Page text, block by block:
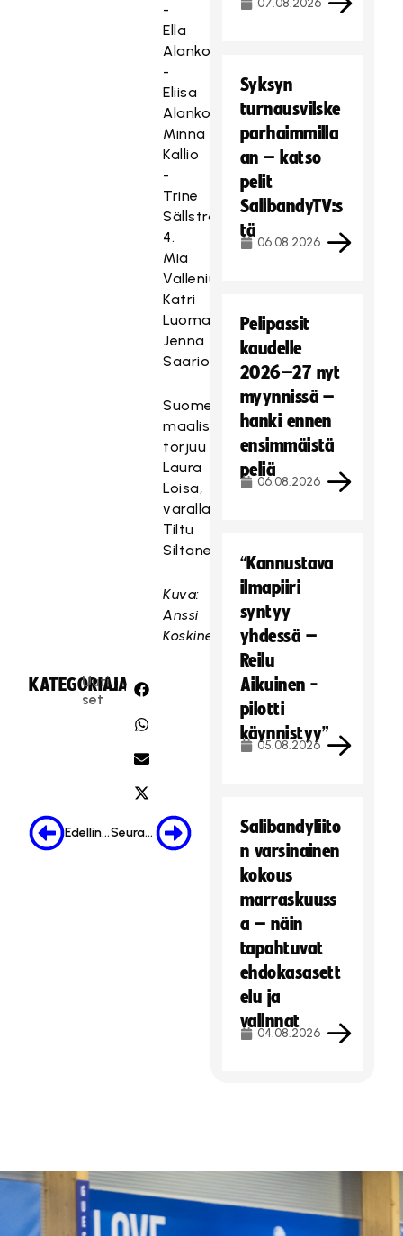
-
Ella
Alanko
-
Eliisa
Alanko,
Minna
Kallio
-
Trine
Sällström
4.
Mia
Vallenius,
Katri
Luomaniemi,
Jenna
Saario
Suomen
maalissa
torjuu
Laura
Loisa,
varalla
Tiltu
Siltanen.
Kuva:
Anssi
Koskinen
KATEGORIA:
Uuti
set
JAA:
Edellinen Seuraava
07.08.2026
Syksyn
turnausvilske
parhaimmilla
an – katso
pelit
SalibandyTV:s
tä
06.08.2026
Pelipassit
kaudelle
2026–27 nyt
myynnissä –
hanki ennen
ensimmäistä
peliä
06.08.2026
“Kannustava
ilmapiiri
syntyy
yhdessä –
Reilu
Aikuinen -
pilotti
käynnistyy”
05.08.2026
Salibandyliito
n varsinainen
kokous
marraskuuss
a – näin
tapahtuvat
ehdokasasett
elu ja
valinnat
04.08.2026